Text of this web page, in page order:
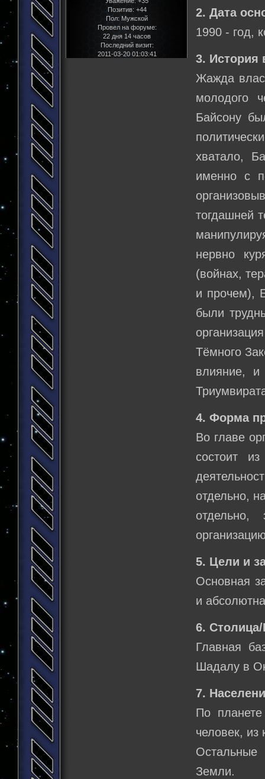
Позитив: +44
Пол: Мужской
Провел на форуме:
22 дня 14 часов
Последний визит:
2011-03-20 01:03:41
2. Дата
1990 - год,
3. История
Жажда
молодого
Байсону
хватало,
именно с
тогдашней
нервно
(войнах,
и прочем),
были
Тёмного
влияние,
4. Форма
Во главе
состоит
отдельно,
5. Цели и
Основная
и
6.
Главная
Шадалу в
7.
По
человек, из
Земли.